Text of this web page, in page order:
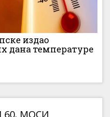
издао
дана температуре